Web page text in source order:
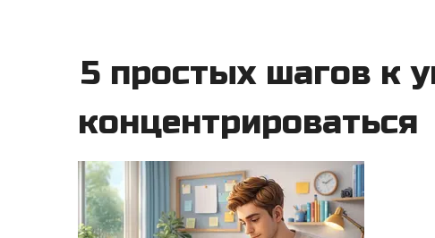
5 простых шагов к
концентрироваться